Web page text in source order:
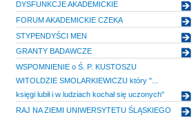
DYSFUNKCJE AKADEMICKIE
FORUM AKADEMICKIE CZEKA
STYPENDYŚCI MEN
GRANTY BADAWCZE
WSPOMNIENIE o Ś. P. KUSTOSZU
WITOLDZIE SMOLARKIEWICZU który "...
księgi lubił i w ludziach kochał się uczonych"
RAJ NA ZIEMI UNIWERSYTETU ŚLĄSKIEGO